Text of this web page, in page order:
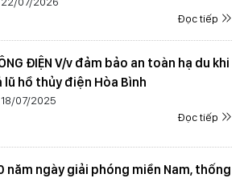
Đọc tiếp
ĐIỆN V/v đảm bảo an toàn hạ du khi
lũ hồ thủy điện Hòa Bình
18/07/2025
Đọc tiếp
năm ngày giải phóng miền Nam, thống